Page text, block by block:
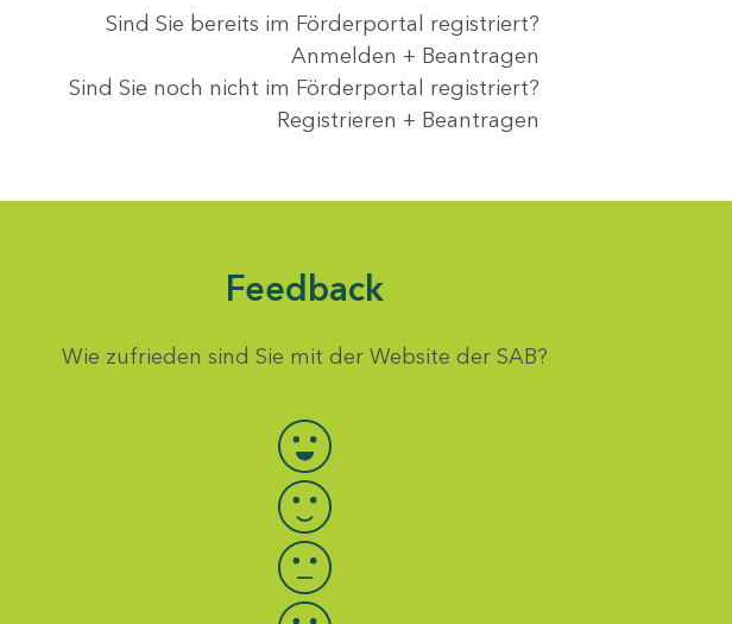
Sind Sie bereits im Förderportal registriert?
Anmelden + Beantragen
Sind Sie noch nicht im Förderportal registriert?
Registrieren + Beantragen
Feedback
Wie zufrieden sind Sie mit der Website der SAB?
Bewertung auswählen